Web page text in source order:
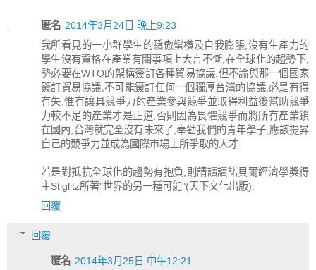
匿名 2014年3月24日 晚上9:23
我所看見的一小群學生的驕傲蠻橫及自我膨脹,沒有生產力的
學生沒有資格在產業有關事項上大言不慚,在全球化的趨勢下,
勢必要在WTO的架構簽訂各種貿易協議,但不論與那一個國家
簽訂貿易協議,不可能簽訂任何一個獨厚台灣的協議,必是有得
有失,惟有讓具競爭力的產業參與競爭並取得利益後幫助競爭
力較不足的產業才是正道,否則因為畏懼競爭而將所有產業鎖
在國內,台灣就完全沒有未來了,奉勸我們的青年學子,應該提昇
自己的競爭力並成為國際市場上所爭取的人才.
若是對抵抗全球化的趨勢有抱負,則請讀讀諾貝爾經濟學獎得
主Stiglitz所著"世界的另一種可能"(天下文化出版).
回覆
回覆
匿名 2014年3月25日 中午12:21